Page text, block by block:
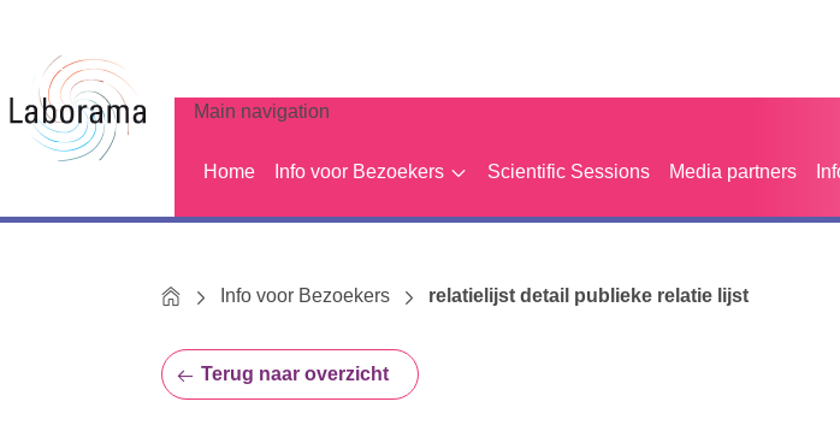
Main navigation
Home Info voor Bezoekers Scientific Sessions Media partners
HomeInfo voor Bezoekers relatielijst detail publieke relatie lijst
Terug naar overzicht